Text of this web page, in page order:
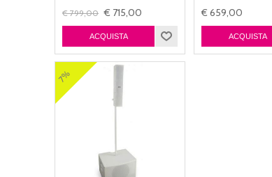
€ 799,00 € 715,00 € 659,00
7%